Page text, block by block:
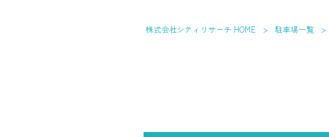
株式会社シティリサーチ HOME > 駐車場一覧 >